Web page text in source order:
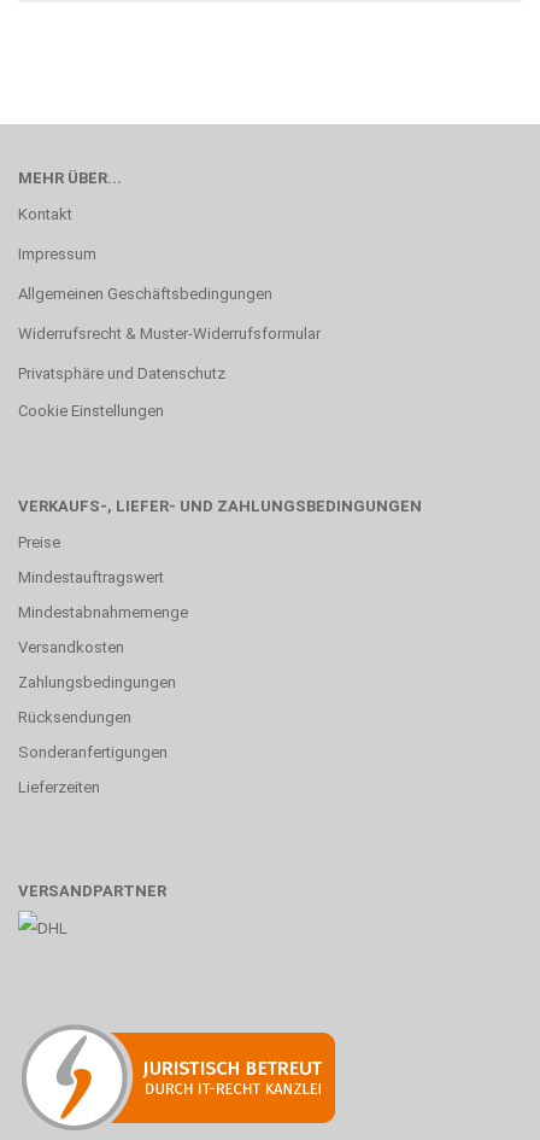
MEHR ÜBER...
Kontakt
Impressum
Allgemeinen Geschäftsbedingungen
Widerrufsrecht & Muster-Widerrufsformular
Privatsphäre und Datenschutz
Cookie Einstellungen
VERKAUFS-, LIEFER- UND ZAHLUNGSBEDINGUNGEN
Preise
Mindestauftragswert
Mindestabnahmemenge
Versandkosten
Zahlungsbedingungen
Rücksendungen
Sonderanfertigungen
Lieferzeiten
VERSANDPARTNER